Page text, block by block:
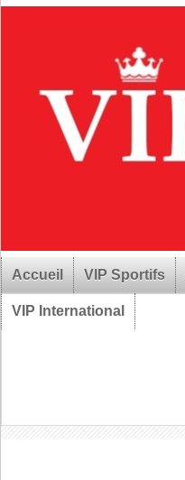
Accueil VIP Sportifs
VIP International